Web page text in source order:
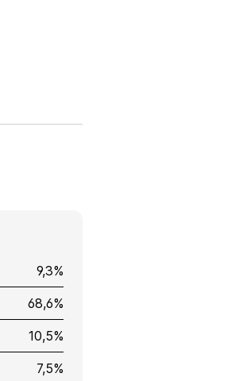
9,3%
68,6%
10,5%
7,5%